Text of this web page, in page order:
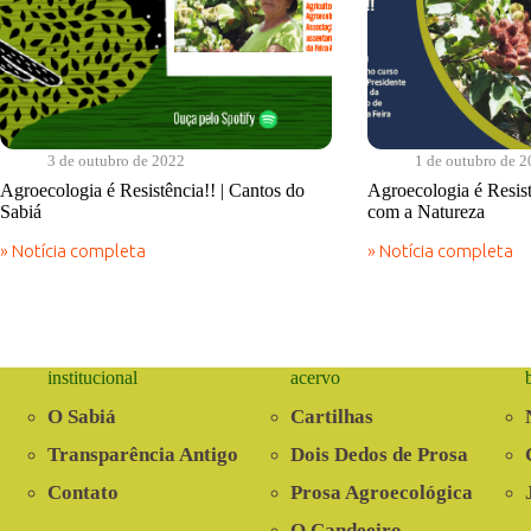
3 de outubro de 2022
Agroecologia é Resistência!! | Cantos do
Sabiá
» Notícia completa
Agroecologia
1 de outubro de
Agroecologia é
com a Natureza
» Notícia completa
Agroecologia
Natureza
institucional
O Sabiá
Transparência Antigo
Contato
acervo
Cartilhas
Dois Dedos de Prosa
Prosa Agroecológica